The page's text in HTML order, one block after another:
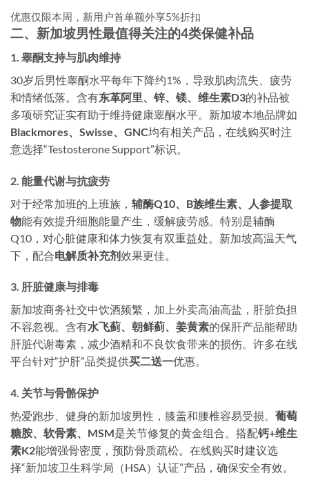
优惠仅限本周，新用户首单额外享5%折扣
二、新加坡男性最值得关注的4类保健补品
1. 睾酮支持与肌肉维持
30岁后男性睾酮水平每年下降约1%，导致肌肉流失、疲劳
和情绪低落。含有东革阿里、锌、镁、维生素D3的补品被
多项研究证实有助于维持健康睾酮水平。新加坡本地品牌如
Blackmores、Swisse、GNC均有相关产品，在线购买时注
意选择“Testosterone Support”标识。
2. 能量代谢与抗疲劳
对于经常加班的上班族， 辅酶Q10、B族维生素、人参提取
物能有效提升细胞能量产生，缓解疲劳感。特别是辅酶
Q10，对心脏健康和体力恢复有双重益处。新加坡高温天气
下，配合电解质补充剂效果更佳。
3. 肝脏健康与排毒
新加坡商务社交中饮酒频繁，加上外卖高油高盐，肝脏负担
不容忽视。含有水飞蓟、朝鲜蓟、姜黄素的保肝产品能帮助
肝脏代谢毒素，减少酒精和不良饮食带来的损伤。许多在线
平台针对“护肝”品类提供买二送一优惠。
4. 关节与骨骼保护
热爱跑步、健身的新加坡男性，膝盖和腰椎容易受损。 葡萄
糖胺、软骨素、MSM是关节修复的黄金组合。搭配钙+维生
素K2能增强骨密度，预防骨质疏松。在线购买时建议选
择“新加坡卫生科学局（HSA）认证”产品，确保安全有效。